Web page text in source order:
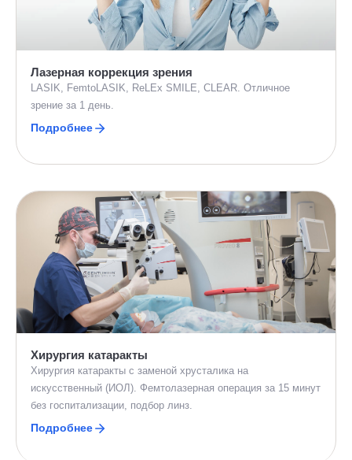
Лазерная коррекция зрения
LASIK, FemtoLASIK, ReLEx SMILE, CLEAR. Отличное
зрение за 1 день.
Подробнее
Хирургия катаракты
Хирургия катаракты с заменой хрусталика на
искусственный (ИОЛ). Фемтолазерная операция за 15 минут
без госпитализации, подбор линз.
Подробнее